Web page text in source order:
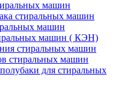
машин
стиральных машин
машин
машин ( КЭН)
стиральных машин
стиральных машин
для стиральных